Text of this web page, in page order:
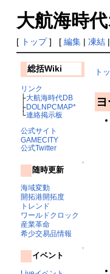
大航海時
[ トップ] [ 編集| 凍結|
総括Wiki
リンク
├大航海時代DB
├DOLNPCMAP*
└連絡掲示板
公式サイト
GAMECITY
公式Twitter
↑
随時更新
海域変動
開拓港開拓度
トレンド
ワールドクロック
産業革命
希少交易品情報
↑
イベント
ト